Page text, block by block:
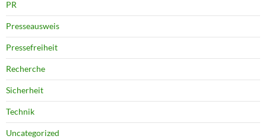
PR
Presseausweis
Pressefreiheit
Recherche
Sicherheit
Technik
Uncategorized